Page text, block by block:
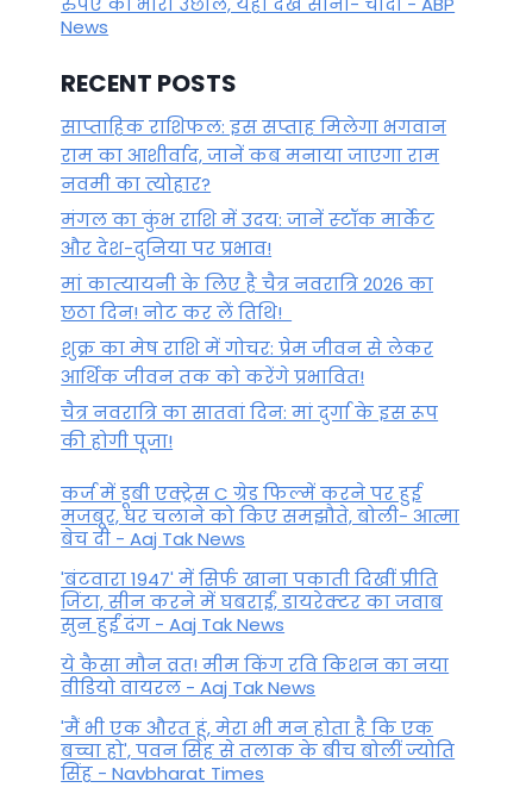
News
RECENT POSTS
साप्ताहिक राशिफल: इस सप्ताह मिलेगा भगवान
राम का आशीर्वाद, जानें कब मनाया जाएगा राम
नवमी का त्योहार?
मंगल का कुंभ राशि में उदय: जानें स्‍टॉक मार्केट
और देश-दुनिया पर प्रभाव!
मां कात्‍यायनी के लिए है चैत्र नवरात्रि 2026 का
छठा दिन! नोट कर लें तिथि!
शुक्र का मेष राशि में गोचर: प्रेम जीवन से लेकर
आर्थिक जीवन तक को करेंगे प्रभावित!
चैत्र नवरात्रि का सातवां दिन: मां दुर्गा के इस रूप
की होगी पूजा!
कर्ज में डूबी एक्ट्रेस C ग्रेड फिल्में करने पर हुई
मजबूर, घर चलाने को किए समझौते, बोली- आत्मा
बेच दी - Aaj Tak News
'बंटवारा 1947' में सिर्फ खाना पकाती दिखीं प्रीति
जिंटा, सीन करने में घबराईं, डायरेक्टर का जवाब
सुन हुईं दंग - Aaj Tak News
ये कैसा मौन व्रत! मीम किंग रवि किशन का नया
वीडियो वायरल - Aaj Tak News
'मैं भी एक औरत हूं, मेरा भी मन होता है कि एक
बच्चा हो', पवन सिंह से तलाक के बीच बोलीं ज्योति
सिंह - Navbharat Times